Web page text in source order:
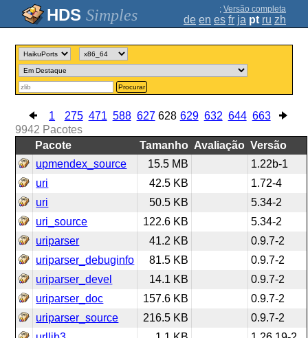
Simples ; Versão completa
de en es fr ja pt ru zh
Procurar
1 275 471 588 627 628 629 632 644 663
9942 Pacotes
Pacote
Tamanho Avaliação Versão
upmendex_source
15.5 MB
1.22b-1
uri
42.5 KB
1.72-4
uri
50.5 KB
5.34-2
uri_source
122.6 KB
5.34-2
uriparser
41.2 KB
0.9.7-2
uriparser_debuginfo
81.5 KB
0.9.7-2
uriparser_devel
14.1 KB
0.9.7-2
uriparser_doc
157.6 KB
0.9.7-2
uriparser_source
216.5 KB
0.9.7-2